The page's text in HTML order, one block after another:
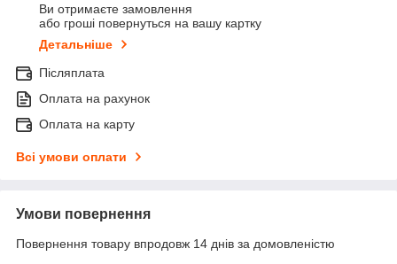
Ви отримаєте замовлення
або гроші повернуться на вашу картку
Детальніше
Післяплата
Оплата на рахунок
Оплата на карту
Всі умови оплати
Умови повернення
Повернення товару впродовж 14 днів за домовленістю